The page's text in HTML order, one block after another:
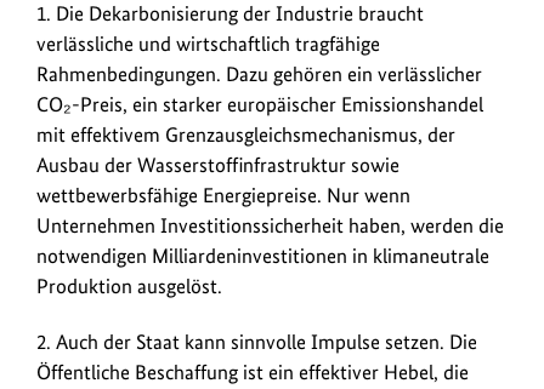
1. Die Dekarbonisierung der Industrie braucht
verlässliche und wirtschaftlich tragfähige
Rahmenbedingungen. Dazu gehören ein verlässlicher
CO₂-Preis, ein starker europäischer Emissionshandel
mit effektivem Grenzausgleichsmechanismus, der
Ausbau der Wasserstoffinfrastruktur sowie
wettbewerbsfähige Energiepreise. Nur wenn
Unternehmen Investitionssicherheit haben, werden die
notwendigen Milliardeninvestitionen in klimaneutrale
Produktion ausgelöst.
2. Auch der Staat kann sinnvolle Impulse setzen. Die
Öffentliche Beschaffung ist ein effektiver Hebel, die